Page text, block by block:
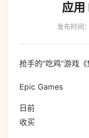
应
发布时间
抢手的“吃鸡”游戏
Epic Games
日前
收买